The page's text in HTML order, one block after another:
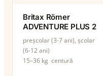
Britax Römer
ADVENTURE PLUS 2
preșcolar (3-7 ani), școlar
(6-12 ani)
15–36 kg centură